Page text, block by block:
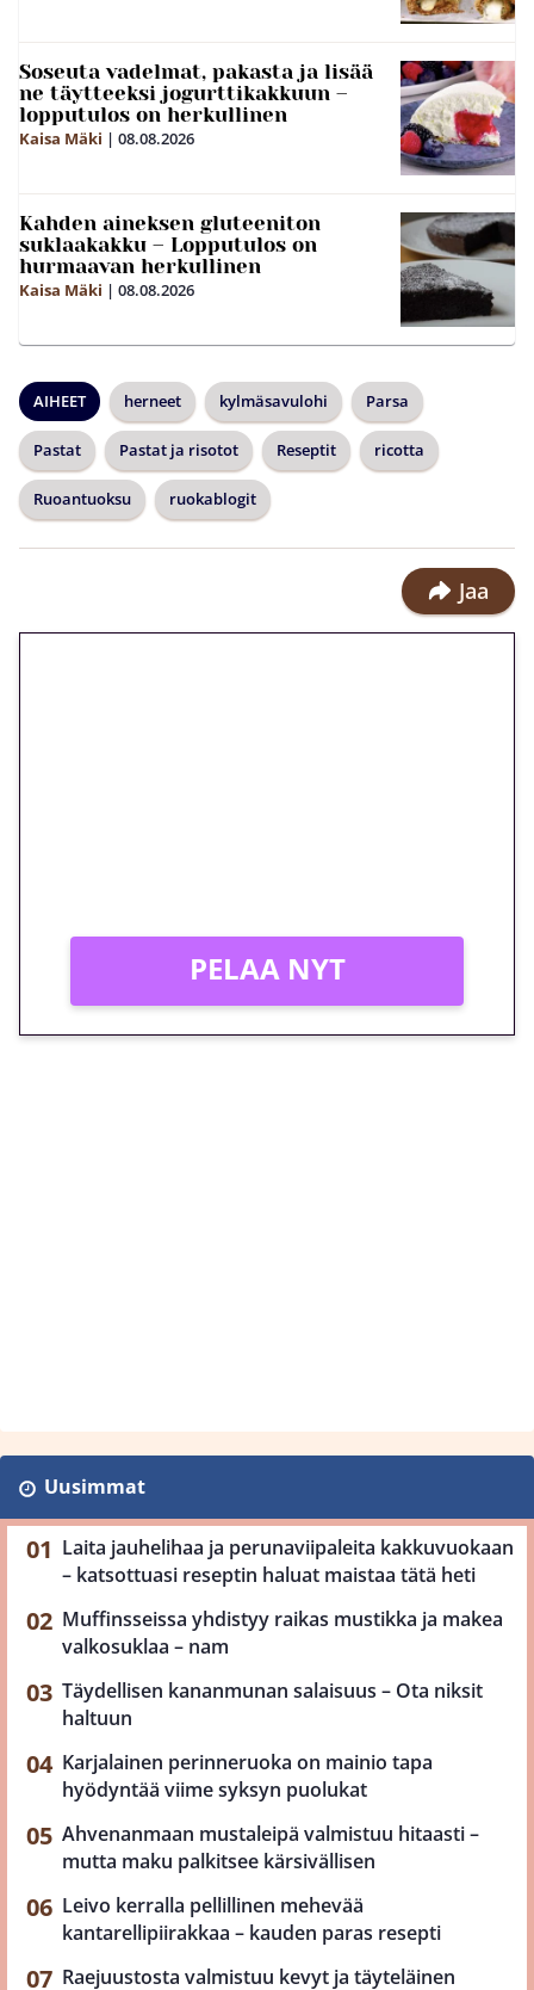
Soseuta vadelmat, pakasta ja lisää
ne täytteeksi jogurttikakkuun –
lopputulos on herkullinen
Kaisa Mäki | 08.08.2026
Kahden aineksen gluteeniton
suklaakakku – Lopputulos on
hurmaavan herkullinen
Kaisa Mäki | 08.08.2026
AIHEET herneet kylmäsavulohi Parsa
Pastat Pastat ja risotot Reseptit ricotta
Ruoantuoksu ruokablogit
Jaa
PELAA NYT
Uusimmat
Laita jauhelihaa ja perunaviipaleita kakkuvuokaan
– katsottuasi reseptin haluat maistaa tätä heti
Muffinsseissa yhdistyy raikas mustikka ja makea
valkosuklaa – nam
Täydellisen kananmunan salaisuus – Ota niksit
haltuun
Karjalainen perinneruoka on mainio tapa
hyödyntää viime syksyn puolukat
Ahvenanmaan mustaleipä valmistuu hitaasti –
mutta maku palkitsee kärsivällisen
Leivo kerralla pellillinen mehevää
kantarellipiirakkaa – kauden paras resepti
Raejuustosta valmistuu kevyt ja täyteläinen